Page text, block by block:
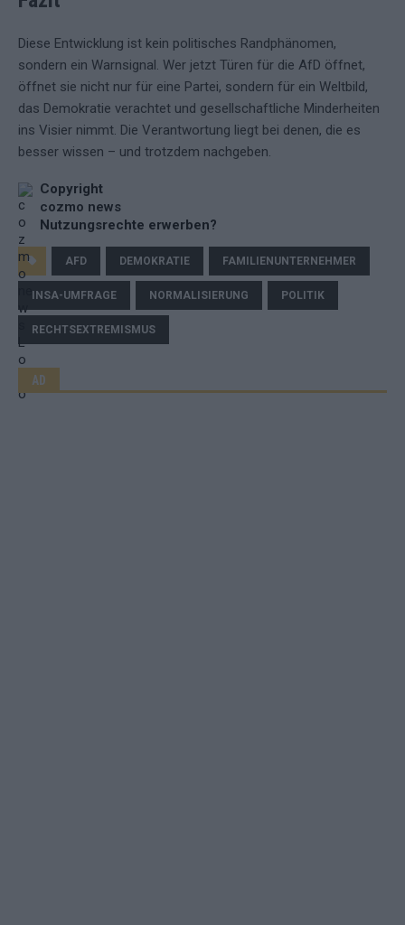
Diese Entwicklung ist kein politisches Randphänomen,
sondern ein Warnsignal. Wer jetzt Türen für die AfD öffnet,
öffnet sie nicht nur für eine Partei, sondern für ein Weltbild,
das Demokratie verachtet und gesellschaftliche Minderheiten
ins Visier nimmt. Die Verantwortung liegt bei denen, die es
besser wissen – und trotzdem nachgeben.
Copyright
cozmo news
Nutzungsrechte erwerben?
AFD DEMOKRATIE FAMILIENUNTERNEHMER
INSA-UMFRAGE NORMALISIERUNG POLITIK
RECHTSEXTREMISMUS
AD